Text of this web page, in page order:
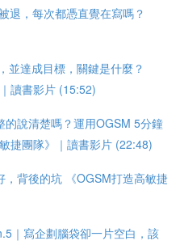
退，每次都憑直覺在寫嗎？
並達成目標，關鍵是什麼？
讀書影片 (15:52)
的說清楚嗎？運用OGSM 5分鐘
捷團隊》｜讀書影片 (22:48)
，背後的坑 《OGSM打造高敏捷
｜寫企劃腦袋卻一片空白，該